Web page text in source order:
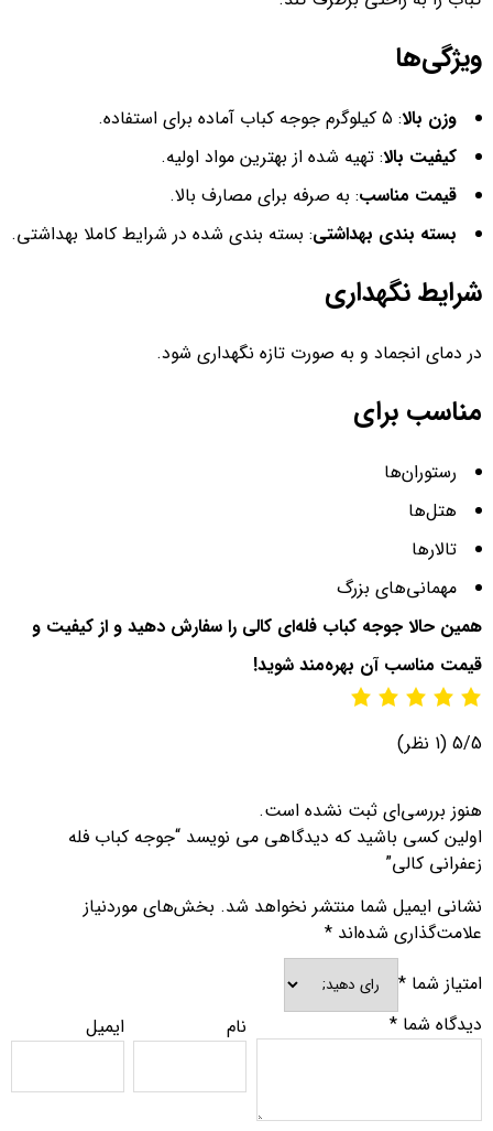
ویژگی‌ها
وزن بالا: ۵ کیلوگرم جوجه کباب آماده برای استفاده.
کیفیت بالا: تهیه شده از بهترین مواد اولیه.
قیمت مناسب: به صرفه برای مصارف بالا.
بسته بندی بهداشتی: بسته بندی شده در شرایط کاملا بهداشتی.
شرایط نگهداری
در دمای انجماد و به صورت تازه نگهداری شود.
مناسب برای
رستوران‌ها
هتل‌ها
تالارها
مهمانی‌های بزرگ
همین حالا جوجه کباب فله‌ای کالی را سفارش دهید و از کیفیت و
قیمت مناسب آن بهره‌مند شوید!
5/5 (1 نظر)
هنوز بررسی‌ای ثبت نشده است.
اولین کسی باشید که دیدگاهی می نویسد “جوجه کباب فله
زعفرانی کالی”
نشانی ایمیل شما منتشر نخواهد شد. بخش‌های موردنیاز
علامت‌گذاری شده‌اند *
امتیاز شما *
دیدگاه شما * نام ایمیل